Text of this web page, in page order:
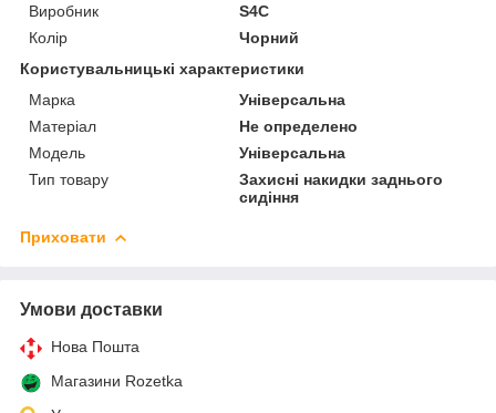
Виробник
S4C
Колір
Чорний
Користувальницькі характеристики
Марка
Універсальна
Матеріал
Не определено
Мoдель
Універсальна
Тип товару
Захисні накидки заднього
сидіння
Приховати
Умови доставки
Нова Пошта
Магазини Rozetka